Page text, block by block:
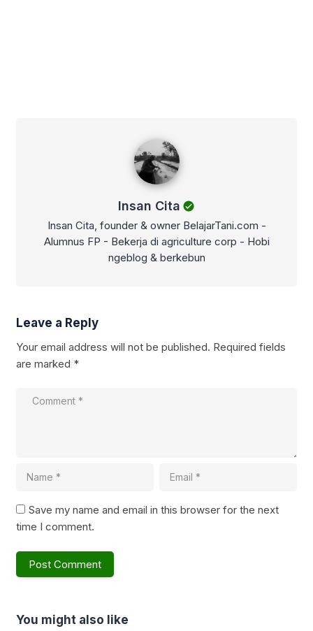
Insan Cita
Insan Cita, founder & owner BelajarTani.com -
Alumnus FP - Bekerja di agriculture corp - Hobi
ngeblog & berkebun
Leave a Reply
Your email address will not be published. Required fields
are marked *
Save my name and email in this browser for the next
time I comment.
You might also like